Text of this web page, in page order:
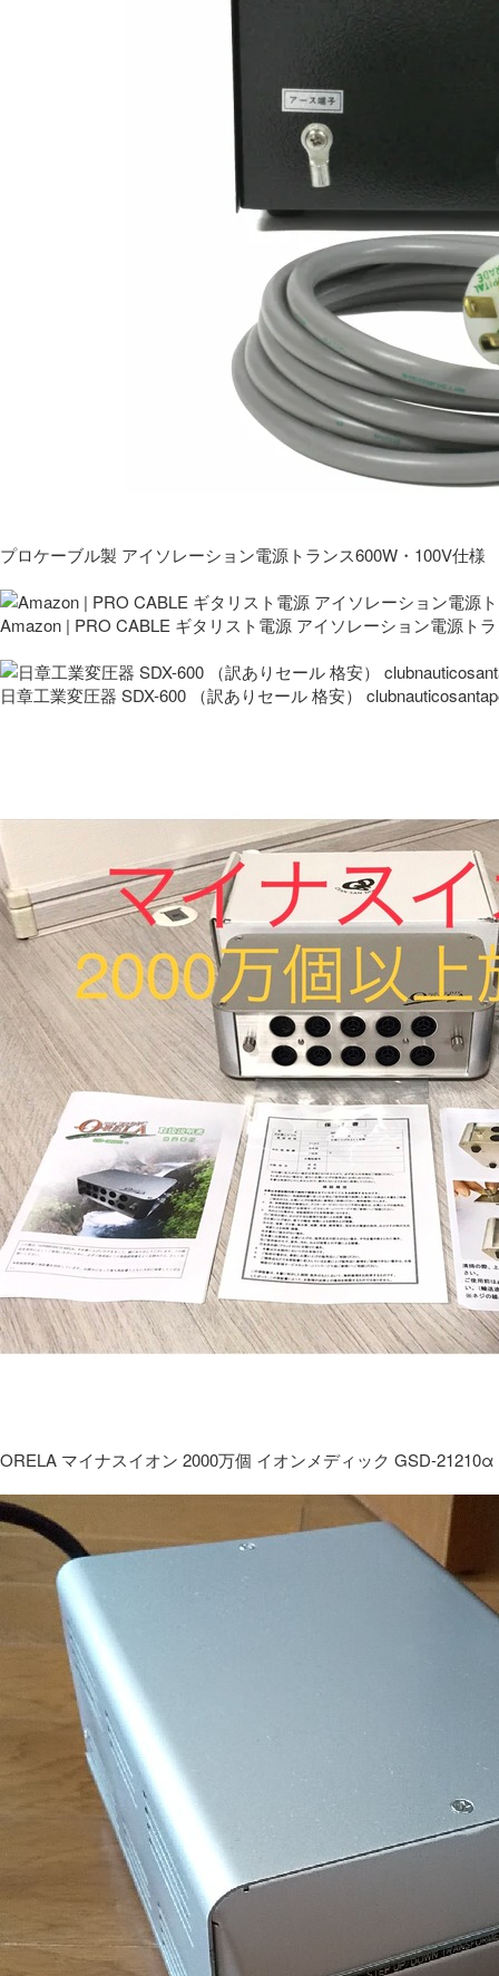
プロケーブル製 アイソレーション電源トランス600W・100V仕様
Amazon | PRO CABLE ギタリスト電源 アイソレーション電源ト
日章工業変圧器 SDX-600 （訳ありセール 格安）
ORELA マイナスイオン 2000万個 イオンメディック GSD-21210α